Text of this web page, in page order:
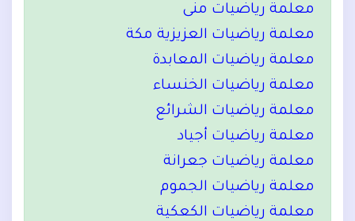
معلمة رياضيات منى
معلمة رياضيات العزيزية مكة
معلمة رياضيات المعابدة
معلمة رياضيات الخنساء
معلمة رياضيات الشرائع
معلمة رياضيات أجياد
معلمة رياضيات جعرانة
معلمة رياضيات الجموم
معلمة رياضيات الكعكية